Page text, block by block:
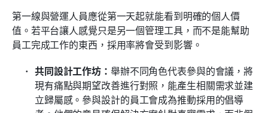
第一線與營運人員應從第一天起就能看到明確的個人價
值。若平台讓人感覺只是另一個管理工具，而不是能幫助
員工完成工作的東西，採用率將會受到影響。
共同設計工作坊： 舉辦不同角色代表參與的會議，將
現有痛點與期望改善進行對照，能產生相關需求並建
立歸屬感。參與設計的員工會成為推動採用的倡導